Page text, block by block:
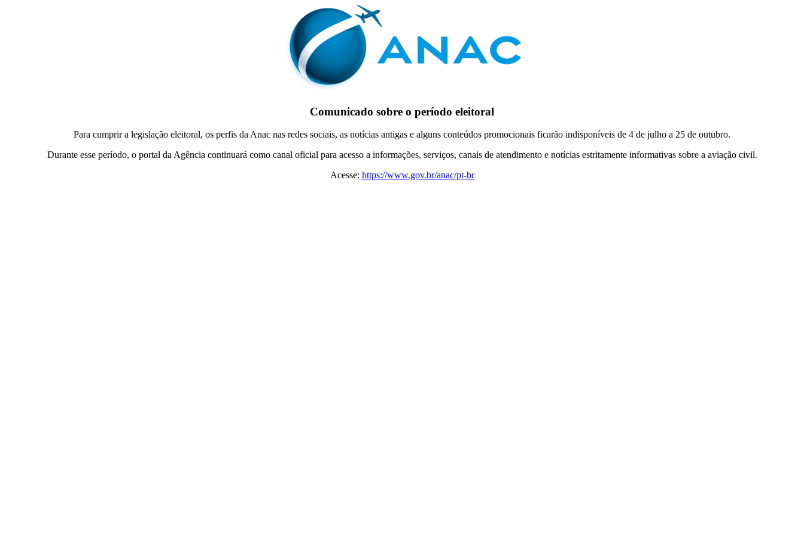
Comunicado sobre o período eleitoral
Para cumprir a legislação eleitoral, os perfis da Anac nas redes sociais, as notícias antigas e alguns conteúdos promocionais ficarão indisponíveis de 4 de julho a 25 de outubro.
Durante esse período, o portal da Agência continuará como canal oficial para acesso a informações, serviços, canais de atendimento e notícias estritamente informativas sobre a aviação civil.
Acesse: https://www.gov.br/anac/pt-br